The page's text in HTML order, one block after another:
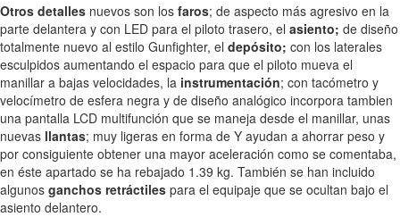
Otros detalles nuevos son los faros; de aspecto más agresivo en la
parte delantera y con LED para el piloto trasero, el asiento; de diseño
totalmente nuevo al estilo Gunfighter, el depósito; con los laterales
esculpidos aumentando el espacio para que el piloto mueva el
manillar a bajas velocidades, la instrumentación; con tacómetro y
velocímetro de esfera negra y de diseño analógico incorpora tambien
una pantalla LCD multifunción que se maneja desde el manillar, unas
nuevas llantas; muy ligeras en forma de Y ayudan a ahorrar peso y
por consiguiente obtener una mayor aceleración como se comentaba,
en éste apartado se ha rebajado 1.39 kg. También se han incluido
algunos ganchos retráctiles para el equipaje que se ocultan bajo el
asiento delantero.